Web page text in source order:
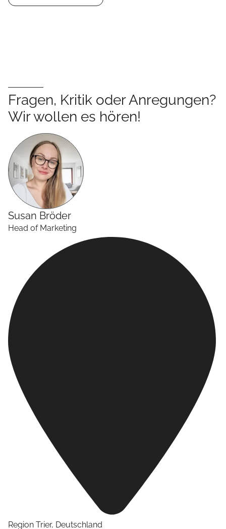
Fragen, Kritik oder Anregungen?
Wir wollen es hören!
Susan Bröder
Head of Marketing
Region Trier, Deutschland